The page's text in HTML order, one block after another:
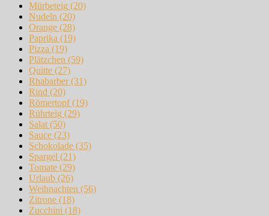
Mürbeteig (20)
Nudeln (20)
Orange (28)
Paprika (19)
Pizza (19)
Plätzchen (59)
Quitte (27)
Rhabarber(31)
Rind (20)
Römertopf(19)
Rührteig (29)
Salat (50)
Sauce (23)
Schokolade (35)
Spargel (21)
Tomate (29)
Urlaub (26)
Weihnachten (56)
Zitrone (18)
Zucchini (18)